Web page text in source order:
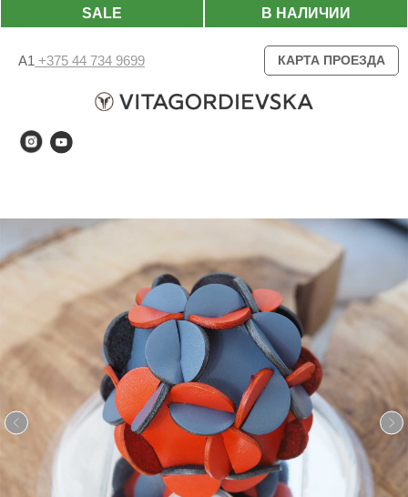
В НАЛИЧИИ
SALE
А1 +375 44 734 9699 КАРТА ПРОЕЗДА